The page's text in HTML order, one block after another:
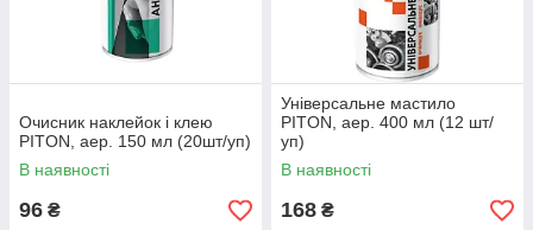
Очисник наклейок і клею
PITON, аер. 150 мл (20шт/уп)
В наявності
96 ₴
Універсальне мастило
PITON, аер. 400 мл (12 шт/
уп)
В наявності
168 ₴